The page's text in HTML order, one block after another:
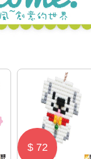
$ 72